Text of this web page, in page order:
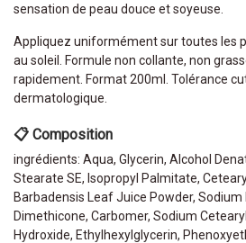
sensation de peau douce et soyeuse.
Appliquez uniformément sur toutes les
au soleil. Formule non collante, non
rapidement. Format 200ml. Tolérance
dermatologique.
📋 Composition
ingrédients: Aqua, Glycerin, Alcohol
Stearate SE, Isopropyl Palmitate,
Barbadensis Leaf Juice Powder, Sodium
Dimethicone, Carbomer, Sodium
Hydroxide, Ethylhexylglycerin,